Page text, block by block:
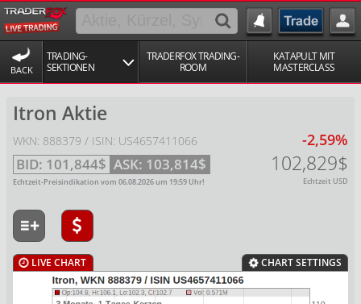
BACK
TRADING-
SEKTIONEN
TRADERFOX TRADING-
ROOM
KATAPULT MIT
MASTERCLASS
Itron Aktie
WKN: 888379 / ISIN: US4657411066
BID: 101,844$ ASK: 103,814$
Echtzeit-Preisindikation vom 06.08.2026um 19:59 Uhr!
-2,59%
102,829$
Echtzeit USD
LIVE CHART CHART SETTINGS